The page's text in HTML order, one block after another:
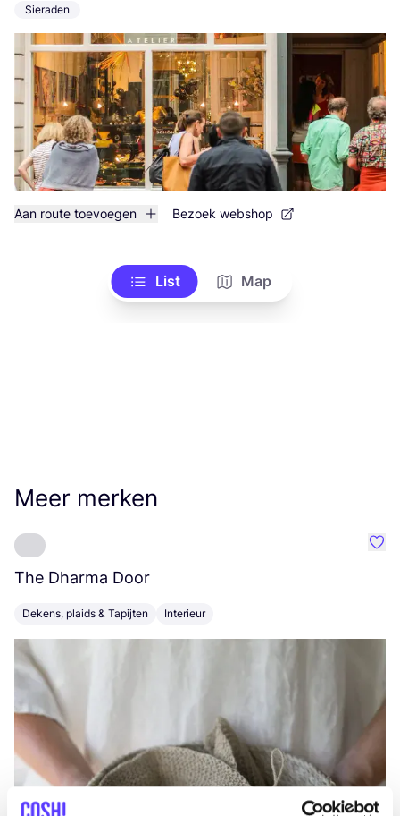
Sieraden
Aan route toevoegen Bezoek webshop
List Map
Meer merken
The Dharma Door
Dekens, plaids & Tapijten Interieur